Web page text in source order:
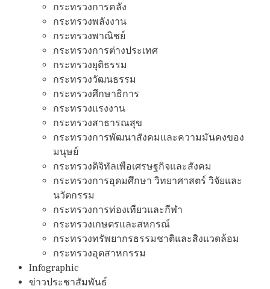
กระทรวงการคลัง
กระทรวงพลังงาน
กระทรวงพาณิชย์
กระทรวงการต่างประเทศ
กระทรวงยุติธรรม
กระทรวงวัฒนธรรม
กระทรวงศึกษาธิการ
กระทรวงแรงงาน
กระทรวงสาธารณสุข
กระทรวงการพัฒนาสังคมและความมันคงของ
มนุษย์
กระทรวงดิจิทัลเพือเศรษฐกิจและสังคม
กระทรวงการอุดมศึกษา วิทยาศาสตร์ วิจัยและ
นวัตกรรม
กระทรวงการท่องเทียวและกีฬา
กระทรวงเกษตรและสหกรณ์
กระทรวงทรัพยากรธรรมชาติและสิงแวดล้อม
กระทรวงอุตสาหกรรม
Infographic
ข่าวประชาสัมพันธ์